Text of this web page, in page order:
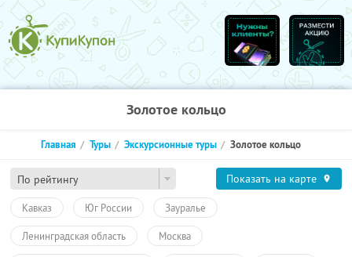
Золотое кольцо
По рейтингу
Главная Туры Экскурсионные туры Золотое кольцо
Показать на карте
Кавказ Юг России Зауралье
Ленинградская область Москва